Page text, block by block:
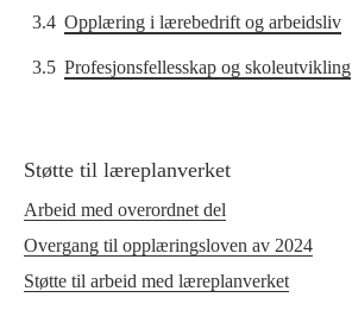
3.4 Opplæring i lærebedrift og arbeidsliv
3.5 Profesjonsfellesskap og skoleutvikling
Støtte til læreplanverket
Arbeid med overordnet del
Overgang til opplæringsloven av 2024
Støtte til arbeid med læreplanverket